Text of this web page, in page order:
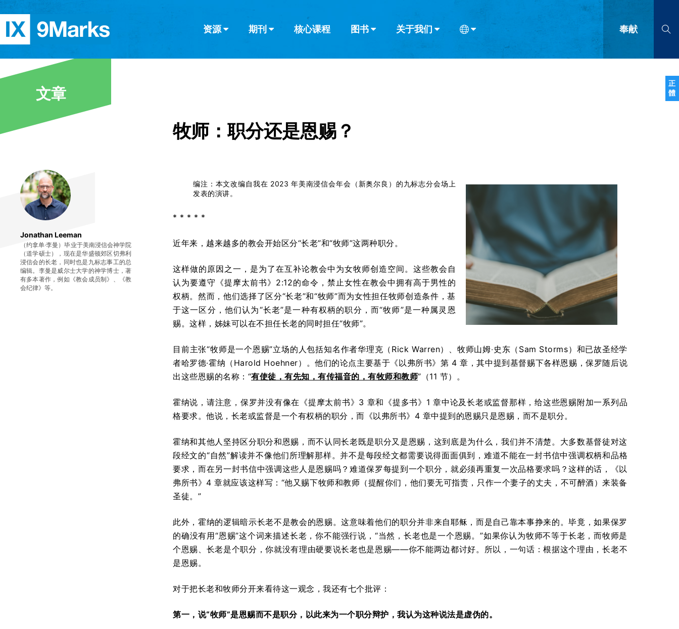
正
體
资源 期刊 核心课程 图书 关于我们 奉献
查看全部
查看全部
简体中文
文章
Jonathan Leeman
（约拿单·李曼）毕业于美南浸信会神学院
（道学硕士），现在是华盛顿郊区切弗利
浸信会的长老，同时也是九标志事工的总
编辑。李曼是威尔士大学的神学博士，著
有多本著作，例如《教会成员制》、《教
会纪律》等。
牧师：职分还是恩赐？
编注：本文改编自我在 2023 年美南浸信会年会（新奥尔良）的九标志分会场上
发表的演讲。
* * * * *
近年来，越来越多的教会开始区分“长老”和“牧师”这两种职分。
这样做的原因之一，是为了在互补论教会中为女牧师创造空间。这些教会自
认为要遵守《提摩太前书》2:12的命令，禁止女性在教会中拥有高于男性的
权柄。然而，他们选择了区分“长老”和“牧师”而为女性担任牧师创造条件，基
于这一区分，他们认为“长老”是一种有权柄的职分，而“牧师”是一种属灵恩
赐。这样，姊妹可以在不担任长老的同时担任“牧师”。
目前主张“牧师是一个恩赐”立场的人包括知名作者华理克（Rick Warren）、牧师山姆‧史东（Sam Storms）和已故圣经学
者哈罗德·霍纳（Harold Hoehner）。他们的论点主要基于《以弗所书》第 4 章，其中提到基督赐下各样恩赐，保罗随后说
出这些恩赐的名称：“有使徒，有先知，有传福音的，有牧师和教师”（11 节）。
霍纳说，请注意，保罗并没有像在《提摩太前书》3 章和《提多书》1 章中论及长老或监督那样，给这些恩赐附加一系列品
格要求。他说，长老或监督是一个有权柄的职分，而《以弗所书》4 章中提到的恩赐只是恩赐，而不是职分。
霍纳和其他人坚持区分职分和恩赐，而不认同长老既是职分又是恩赐，这到底是为什么，我们并不清楚。大多数基督徒对这
段经文的“自然”解读并不像他们所理解那样。并不是每段经文都需要说得面面俱到，难道不能在一封书信中强调权柄和品格
要求，而在另一封书信中强调这些人是恩赐吗？难道保罗每提到一个职分，就必须再重复一次品格要求吗？这样的话，《以
弗所书》4 章就应该这样写：“他又赐下牧师和教师（提醒你们，他们要无可指责，只作一个妻子的丈夫，不可醉酒）来装备
圣徒。”
此外，霍纳的逻辑暗示长老不是教会的恩赐。这意味着他们的职分并非来自耶稣，而是自己靠本事挣来的。毕竟，如果保罗
的确没有用“恩赐”这个词来描述长老，你不能强行说，“当然，长老也是一个恩赐。”如果你认为牧师不等于长老，而牧师是
个恩赐、长老是个职分，你就没有理由硬要说长老也是恩赐——你不能两边都讨好。所以，一句话：根据这个理由，长老不
是恩赐。
对于把长老和牧师分开来看待这一观念，我还有七个批评：
第一，说“牧师”是恩赐而不是职分，以此来为一个职分辩护，我认为这种说法是虚伪的。